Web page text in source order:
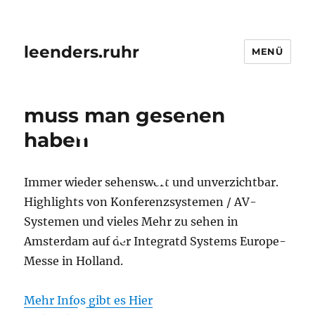
leenders.ruhr MENÜ
muss man gesehen
haben
Immer wieder sehenswert und unverzichtbar.
Highlights von Konferenzsystemen / AV-
Systemen und vieles Mehr zu sehen in
Amsterdam auf der Integratd Systems Europe-
Messe in Holland.
Mehr Infos gibt es Hier